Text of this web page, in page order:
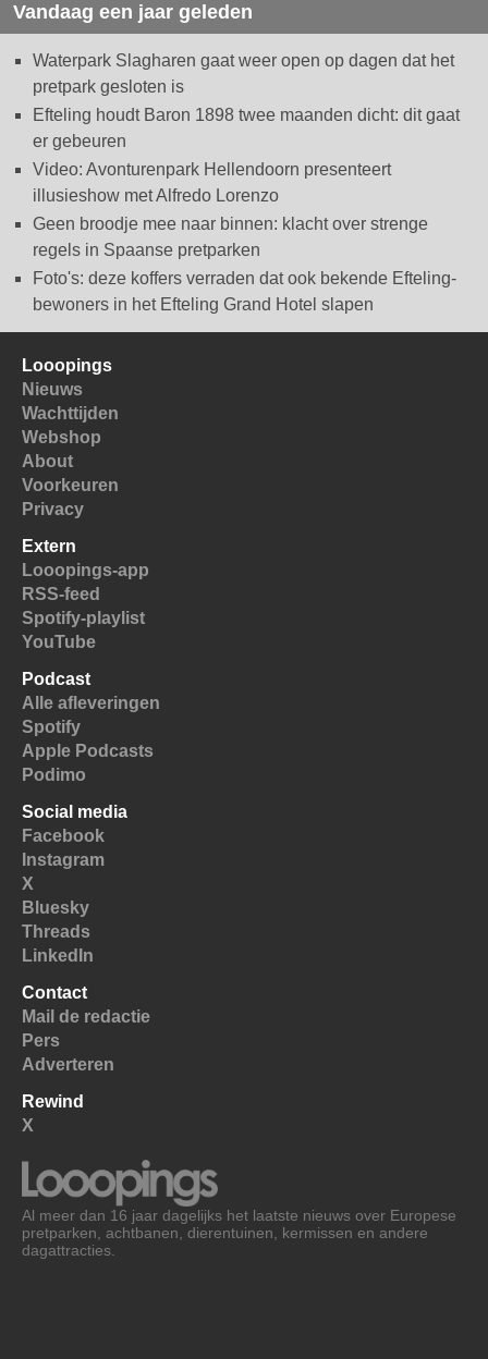
Vandaag een jaar geleden
Waterpark Slagharen gaat weer open op dagen dat het
pretpark gesloten is
Efteling houdt Baron 1898 twee maanden dicht: dit gaat
er gebeuren
Video: Avonturenpark Hellendoorn presenteert
illusieshow met Alfredo Lorenzo
Geen broodje mee naar binnen: klacht over strenge
regels in Spaanse pretparken
Foto's: deze koffers verraden dat ook bekende Efteling-
bewoners in het Efteling Grand Hotel slapen
Looopings
Nieuws
Wachttijden
Webshop
About
Voorkeuren
Privacy
Extern
Looopings-app
RSS-feed
Spotify-playlist
YouTube
Podcast
Alle afleveringen
Spotify
Apple Podcasts
Podimo
Social media
Facebook
Instagram
X
Bluesky
Threads
LinkedIn
Contact
Mail de redactie
Pers
Adverteren
Rewind
X
Al meer dan 16 jaar dagelijks het laatste nieuws over Europese
pretparken, achtbanen, dierentuinen, kermissen en andere
dagattracties.